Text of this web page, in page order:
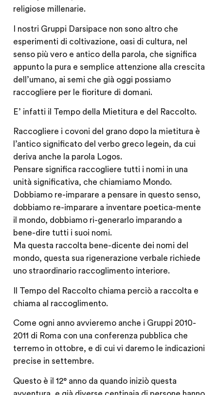
religiose millenarie.
I nostri Gruppi Darsipace non sono altro che
esperimenti di coltivazione, oasi di cultura, nel
senso più vero e antico della parola, che significa
appunto la pura e semplice attenzione alla crescita
dell’umano, ai semi che già oggi possiamo
raccogliere per le fioriture di domani.
E’ infatti il Tempo della Mietitura e del Raccolto.
Raccogliere i covoni del grano dopo la mietitura è
l’antico significato del verbo greco legein, da cui
deriva anche la parola Logos.
Pensare significa raccogliere tutti i nomi in una
unità significativa, che chiamiamo Mondo.
Dobbiamo re-imparare a pensare in questo senso,
dobbiamo re-imparare a inventare poetica-mente
il mondo, dobbiamo ri-generarlo imparando a
bene-dire tutti i suoi nomi.
Ma questa raccolta bene-dicente dei nomi del
mondo, questa sua rigenerazione verbale richiede
uno straordinario raccoglimento interiore.
Il Tempo del Raccolto chiama perciò a raccolta e
chiama al raccoglimento.
Come ogni anno avvieremo anche i Gruppi 2010-
2011 di Roma con una conferenza pubblica che
terremo in ottobre, e di cui vi daremo le indicazioni
precise in settembre.
Questo è il 12° anno da quando iniziò questa